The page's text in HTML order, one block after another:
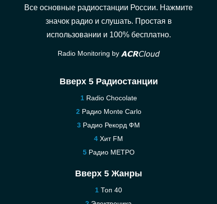
Все основные радиостанции России. Нажмите
значок радио и слушать. Простая в
использовании и 100% бесплатно.
Radio Monitoring by
Вверх 5 Радиостанции
Radio Chocolate
Радио Monte Carlo
Радио Рекорд ФМ
Хит FM
Радио МЕТРО
Вверх 5 Жанры
Топ 40